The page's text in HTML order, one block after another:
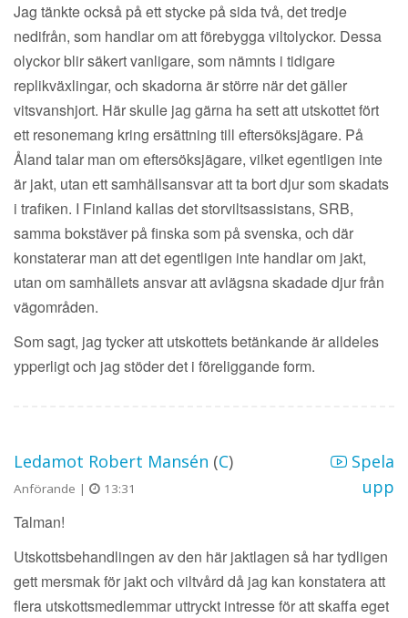
Jag tänkte också på ett stycke på sida två, det tredje
nedifrån, som handlar om att förebygga viltolyckor. Dessa
olyckor blir säkert vanligare, som nämnts i tidigare
replikväxlingar, och skadorna är större när det gäller
vitsvanshjort. Här skulle jag gärna ha sett att utskottet fört
ett resonemang kring ersättning till eftersöksjägare. På
Åland talar man om eftersöksjägare, vilket egentligen inte
är jakt, utan ett samhällsansvar att ta bort djur som skadats
i trafiken. I Finland kallas det storviltsassistans, SRB,
samma bokstäver på finska som på svenska, och där
konstaterar man att det egentligen inte handlar om jakt,
utan om samhällets ansvar att avlägsna skadade djur från
vägområden.
Som sagt, jag tycker att utskottets betänkande är alldeles
ypperligt och jag stöder det i föreliggande form.
Ledamot Robert Mansén (C)
Anförande | 13:31
Spela
upp
Talman!
Utskottsbehandlingen av den här jaktlagen så har tydligen
gett mersmak för jakt och viltvård då jag kan konstatera att
flera utskottsmedlemmar uttryckt intresse för att skaffa eget